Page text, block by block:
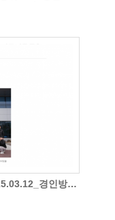
㈜유성계전, ESG 경영 선포식 (2025.03.12_경인방송)